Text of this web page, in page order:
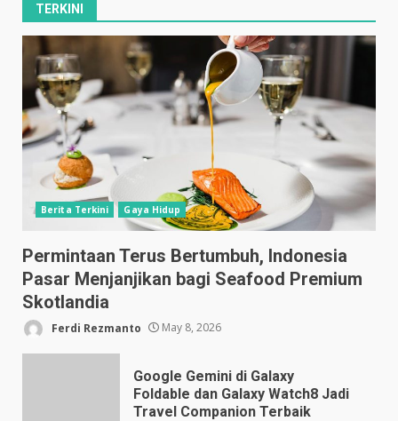
TERKINI
Berita Terkini Gaya Hidup
Permintaan Terus Bertumbuh, Indonesia
Pasar Menjanjikan bagi Seafood Premium
Skotlandia
Ferdi Rezmanto May 8, 2026
Google Gemini di Galaxy
Foldable dan Galaxy Watch8 Jadi
Travel Companion Terbaik